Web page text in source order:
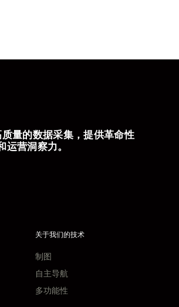
量的数据采集，提供革命性
运营洞察力。
关于我们的技术
制图
自主导航
多功能性